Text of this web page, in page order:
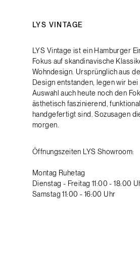
LYS VINTAGE
LYS Vintage ist ein Hamburger
Fokus auf skandinavische
Wohndesign. Ursprünglich aus
Design entstanden, legen wir
Auswahl auch heute noch den
ästhetisch faszinierend,
handgefertigt sind. Sozusagen
morgen.
Öffnungszeiten LYS Showroom:
Montag Ruhetag
Dienstag - Freitag 11:00 - 18:00
Samstag 11:00 - 16:00 Uhr